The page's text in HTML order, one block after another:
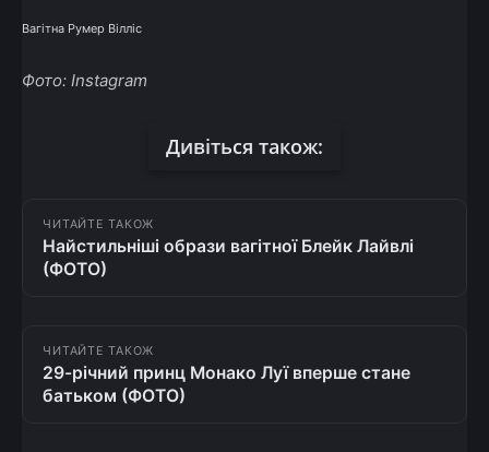
Вагітна Румер Вілліс
Фото: Instagram
Дивіться також:
ЧИТАЙТЕ ТАКОЖ
Найстильніші образи вагітної Блейк Лайвлі
(ФОТО)
ЧИТАЙТЕ ТАКОЖ
29-річний принц Монако Луї вперше стане
батьком (ФОТО)